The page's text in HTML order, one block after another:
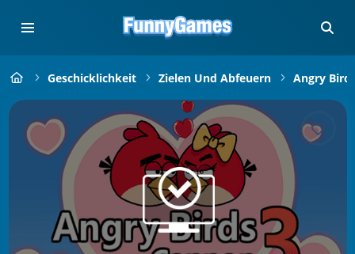
Geschicklichkeit Zielen Und Abfeuern Angry